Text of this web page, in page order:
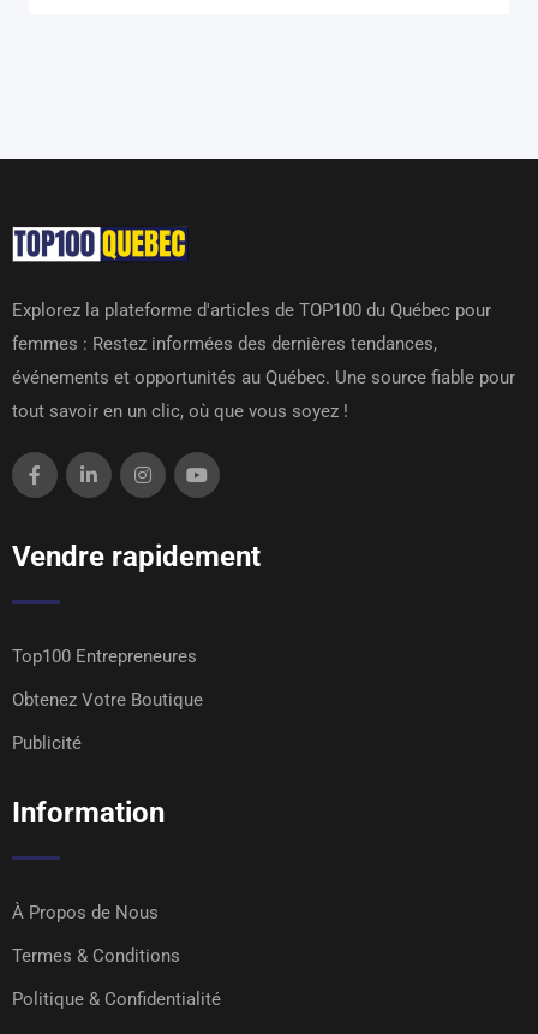
Explorez la plateforme d'articles de TOP100 du Québec pour
femmes : Restez informées des dernières tendances,
événements et opportunités au Québec. Une source fiable pour
tout savoir en un clic, où que vous soyez !
Vendre rapidement
Top100 Entrepreneures
Obtenez Votre Boutique
Publicité
Information
À Propos de Nous
Termes & Conditions
Politique & Confidentialité